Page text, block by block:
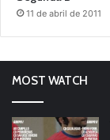
11 de abril de 2011
MOST WATCH